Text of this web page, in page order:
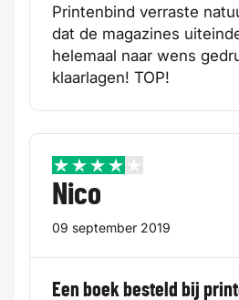
Printenbind verraste
dat de magazines
helemaal naar wens
klaarlagen! TOP!
4 / 5
Nico
09 september 2019
Een boek besteld bij